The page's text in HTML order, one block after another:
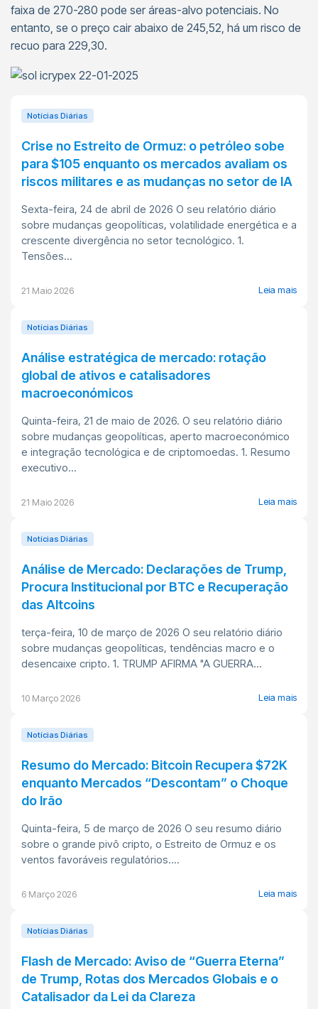
faixa de 270-280 pode ser áreas-alvo potenciais. No
entanto, se o preço cair abaixo de 245,52, há um risco de
recuo para 229,30.
Notícias Diárias
Crise no Estreito de Ormuz: o petróleo sobe
para $105 enquanto os mercados avaliam os
riscos militares e as mudanças no setor de IA
Sexta-feira, 24 de abril de 2026 O seu relatório diário
sobre mudanças geopolíticas, volatilidade energética e a
crescente divergência no setor tecnológico. 1.
Tensões...
21 Maio 2026 Leia mais
Notícias Diárias
Análise estratégica de mercado: rotação
global de ativos e catalisadores
macroeconómicos
Quinta-feira, 21 de maio de 2026. O seu relatório diário
sobre mudanças geopolíticas, aperto macroeconómico
e integração tecnológica e de criptomoedas. 1. Resumo
executivo...
21 Maio 2026 Leia mais
Notícias Diárias
Análise de Mercado: Declarações de Trump,
Procura Institucional por BTC e Recuperação
das Altcoins
terça-feira, 10 de março de 2026 O seu relatório diário
sobre mudanças geopolíticas, tendências macro e o
desencaixe cripto. 1. TRUMP AFIRMA "A GUERRA...
10 Março 2026 Leia mais
Notícias Diárias
Resumo do Mercado: Bitcoin Recupera $72K
enquanto Mercados “Descontam” o Choque
do Irão
Quinta-feira, 5 de março de 2026 O seu resumo diário
sobre o grande pivô cripto, o Estreito de Ormuz e os
ventos favoráveis regulatórios....
6 Março 2026 Leia mais
Notícias Diárias
Flash de Mercado: Aviso de “Guerra Eterna”
de Trump, Rotas dos Mercados Globais e o
Catalisador da Lei da Clareza